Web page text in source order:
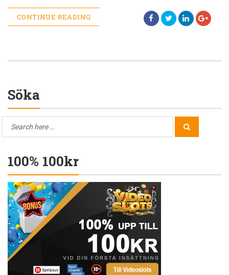
CONTINUE READING
Söka
Search
100% 100kr